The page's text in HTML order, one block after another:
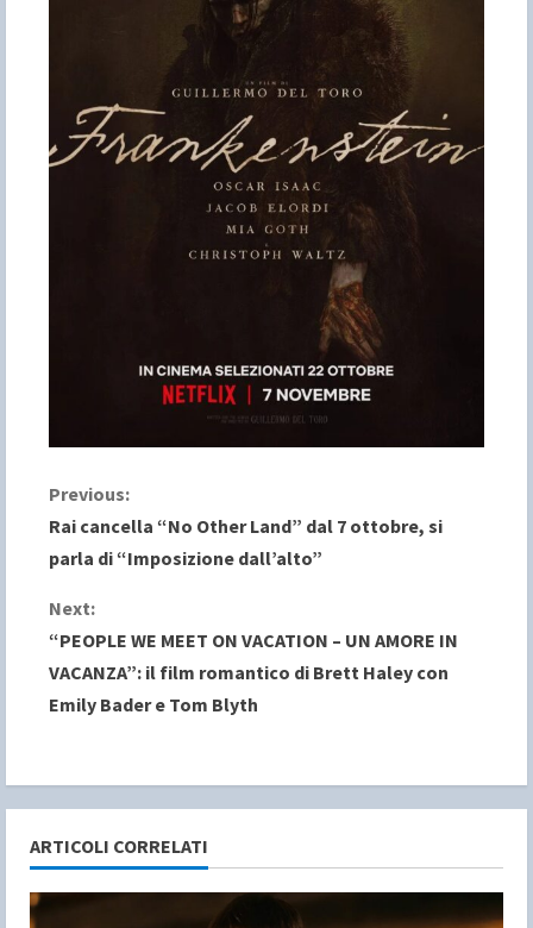
C
o
n
t
i
u
e
R
Previous:
Rai cancella “No Other Land” dal 7 ottobre, si
parla di “Imposizione dall’alto”
Next:
“PEOPLE WE MEET ON VACATION – UN AMORE IN
VACANZA”: il film romantico di Brett Haley con
Emily Bader e Tom Blyth
ARTICOLI CORRELATI